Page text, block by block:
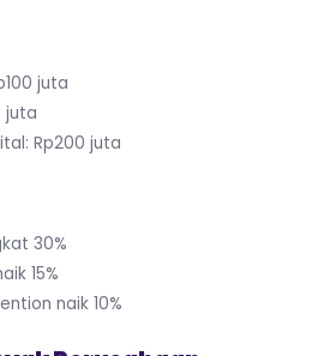
juta
juta
Rp200 juta
30%
15%
naik 10%